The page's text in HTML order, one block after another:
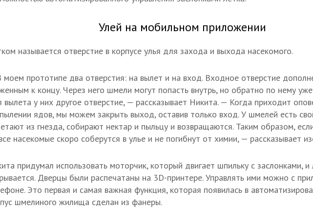
Улей на мобильном приложении
называется отверстие в корпусе улья для захода и выхода насекомого.
прототипе два отверстия: на вылет и на вход. Входное отверстие
к концу. Через него шмели могут попасть внутрь, но обратно по нему
вылета у них другое отверстие, — рассказывает Никита. — Когда приходит
ядов, мы можем закрыть выход, оставив только вход. У шмелей есть
из гнезда, собирают нектар и пыльцу и возвращаются. Таким образом,
насекомые скоро соберутся в улье и не погибнут от химии, — рассказывает
придумал использовать моторчик, который двигает шпильку с заслонками, и
Дверцы были распечатаны на 3D-принтере. Управлять ими можно с
Это первая и самая важная функция, которая появилась в
шмелиного жилища сделан из фанеры.